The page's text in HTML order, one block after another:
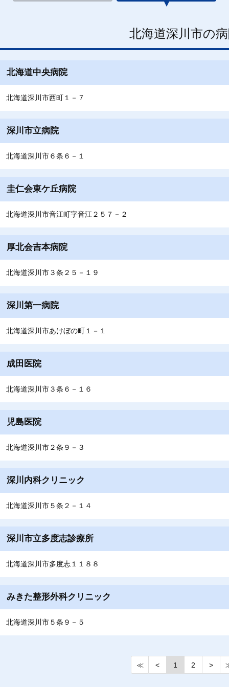
北海道深川市の
北海道中央病院
北海道深川市西町１－７
深川市立病院
北海道深川市６条６－１
圭仁会東ケ丘病院
北海道深川市音江町字音江２５７－２
厚北会吉本病院
北海道深川市３条２５－１９
深川第一病院
北海道深川市あけぼの町１－１
成田医院
北海道深川市３条６－１６
児島医院
北海道深川市２条９－３
深川内科クリニック
北海道深川市５条２－１４
深川市立多度志診療所
北海道深川市多度志１１８８
みきた整形外科クリニック
北海道深川市５条９－５
≪ < 1 2 >